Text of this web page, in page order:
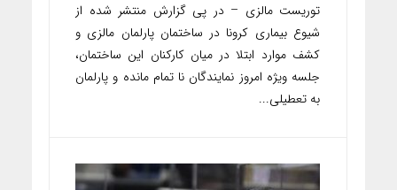
توریست مالزی – در پی گزارش منتشر شده از
شیوع بیماری کرونا در ساختمان پارلمان مالزی و
کشف موارد ابتلا در میان کارکنان این ساختمان،
جلسه ویژه امروز نمایندگان نا تمام مانده و پارلمان
به تعطیلی...